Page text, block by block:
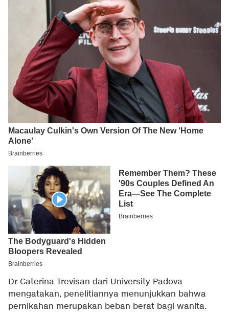
Dr Caterina Trevisan dari University Padova
mengatakan, penelitiannya menunjukkan bahwa
pernikahan merupakan beban berat bagi wanita.